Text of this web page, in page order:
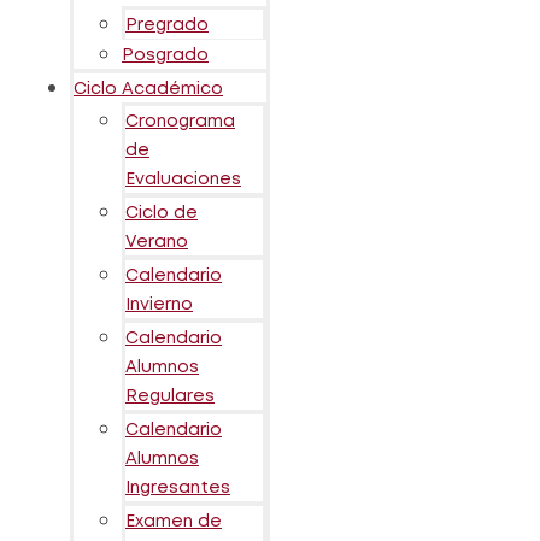
Pregrado
Posgrado
Ciclo Académico
Cronograma
de
Evaluaciones
Ciclo de
Verano
Calendario
Invierno
Calendario
Alumnos
Regulares
Calendario
Alumnos
Ingresantes
Examen de